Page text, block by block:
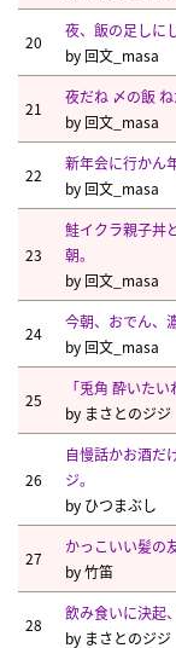
20
夜、飯の足しに
by 回文_masa
21
夜だね 〆の飯
by 回文_masa
22
新年会に行かん
by 回文_masa
23
鮭イクラ親子丼
朝。
by 回文_masa
24
今朝、おでん、
by 回文_masa
25
「兎角 酔いた
by まさとのジジ
26
自慢話かお酒だ
ジ。
by ひつまぶし
27
かっこいい髪の
by竹笛
28
飲み食いに決起
by まさとのジジ